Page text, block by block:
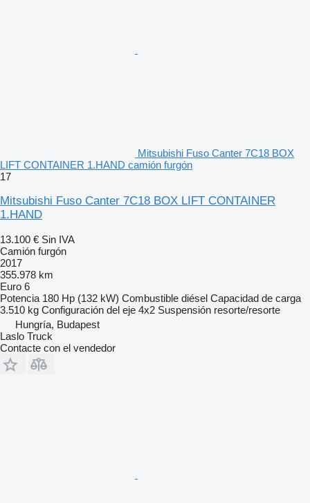
Mitsubishi Fuso Canter 7C18 BOX
LIFT CONTAINER 1.HAND camión furgón
17
Mitsubishi Fuso Canter 7C18 BOX LIFT CONTAINER
1.HAND
13.100 € Sin IVA
Camión furgón
2017
355.978 km
Euro 6
Potencia 180 Hp (132 kW) Combustible diésel Capacidad de carga
3.510 kg Configuración del eje 4x2 Suspensión resorte/resorte
Hungría, Budapest
Laslo Truck
Contacte con el vendedor